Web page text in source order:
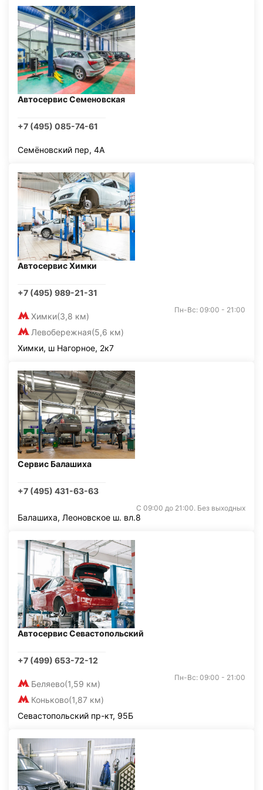
Автосервис Семеновская
+7 (495) 085-74-61
Семёновский пер, 4А
Автосервис Химки
+7 (495) 989-21-31
Химки(3,8 км)
Левобережная(5,6 км)
Пн-Вс: 09:00 - 21:00
Химки, ш Нагорное, 2к7
Сервис Балашиха
+7 (495) 431-63-63
С 09:00 до 21:00. Без выходных
Балашиха, Леоновское ш. вл.8
Автосервис Севастопольский
+7 (499) 653-72-12
Беляево(1,59 км)
Коньково(1,87 км)
Пн-Вс: 09:00 - 21:00
Севастопольский пр-кт, 95Б